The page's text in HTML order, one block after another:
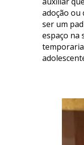
adoção ou
ser um
espaço na